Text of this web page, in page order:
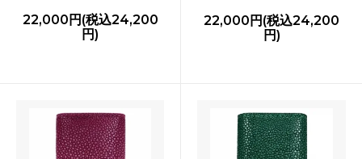
22,000円(税込24,200
円)
22,000円(税込24,200
円)